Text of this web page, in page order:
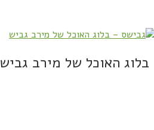
בלוג האוכל של מירב גביש